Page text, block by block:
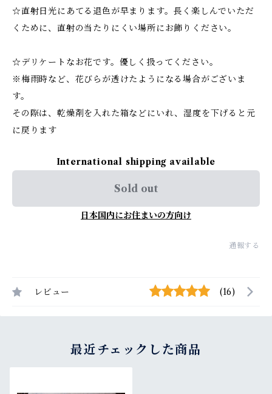
☆直射日光にあてる退色が早まります。長く楽しんでいただ
くために、直射の当たりにくい場所にお飾りください。
☆デリケートなお花です。優しく扱ってください。
※梅雨時など、花びらが透けたようになる場合がございま
す。
その際は、乾燥剤を入れた箱などにいれ、湿度を下げると元
に戻ります
International shipping available
Sold out
日本国内にお住まいの方向け
通報する
レビュー (16)
最近チェックした商品